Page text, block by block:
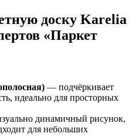
доску Karelia
«Паркет
— подчёркивает
идеально для просторных
динамичный рисунок,
для небольших